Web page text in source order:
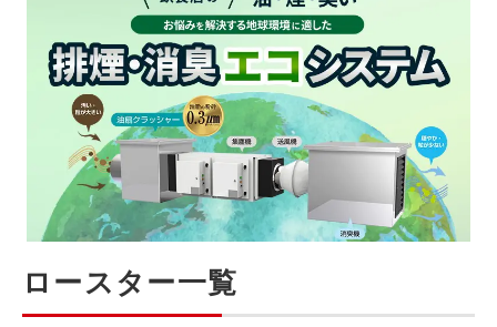
ロースター一覧